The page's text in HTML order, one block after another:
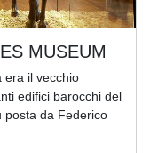
MUSEUM
era il vecchio
edifici barocchi del
posta da Federico